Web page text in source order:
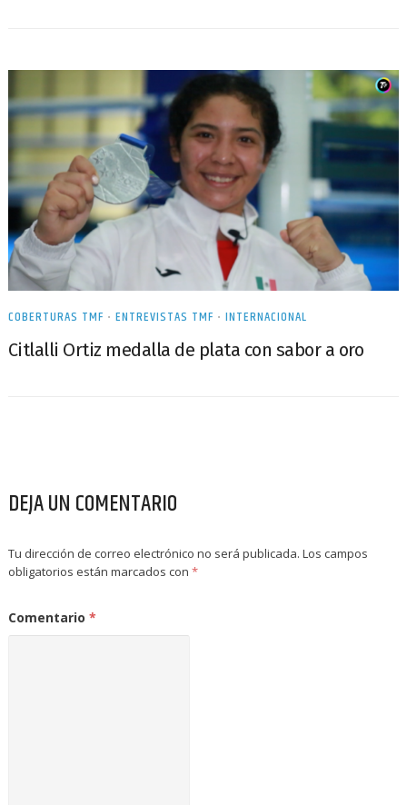
COBERTURAS TMF • ENTREVISTAS TMF • INTERNACIONAL
Citlalli Ortiz medalla de plata con sabor a oro
DEJA UN COMENTARIO
Tu dirección de correo electrónico no será publicada. Los campos
obligatorios están marcados con *
Comentario *